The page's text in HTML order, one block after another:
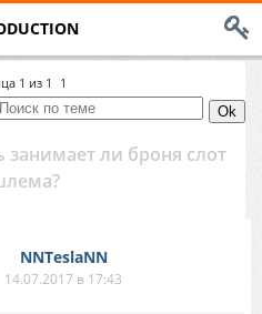
1 из 1 1
занимает ли броня слот
NNTeslaNN
14.07.2017 в 17:43